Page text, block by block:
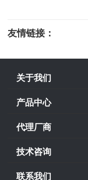
友情链接：
关于我们
产品中心
代理厂商
技术咨询
联系我们